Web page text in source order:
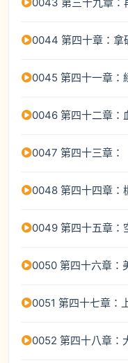
0044 第四十章：拿
0045 第四十一章：
0046 第四十二章：
0047 第四十三章：
0048 第四十四章：
0049 第四十五章：
0050 第四十六章：
0051 第四十七章：
0052 第四十八章：